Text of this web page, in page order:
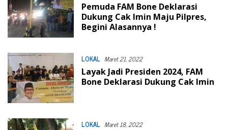
Pemuda FAM Bone Deklarasi
Dukung Cak Imin Maju Pilpres,
Begini Alasannya !
LOKAL Maret 21, 2022
Layak Jadi Presiden 2024, FAM
Bone Deklarasi Dukung Cak Imin
LOKAL Maret 18, 2022